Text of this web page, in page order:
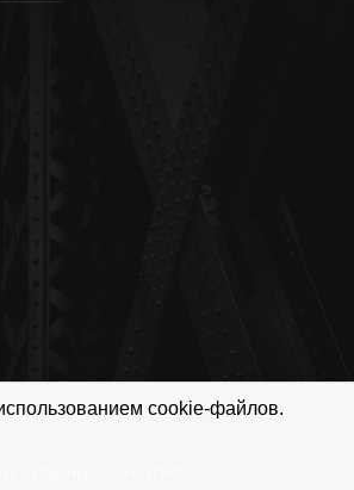
cookie-файлов.